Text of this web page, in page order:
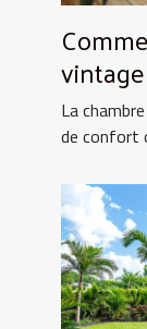
La
de confort